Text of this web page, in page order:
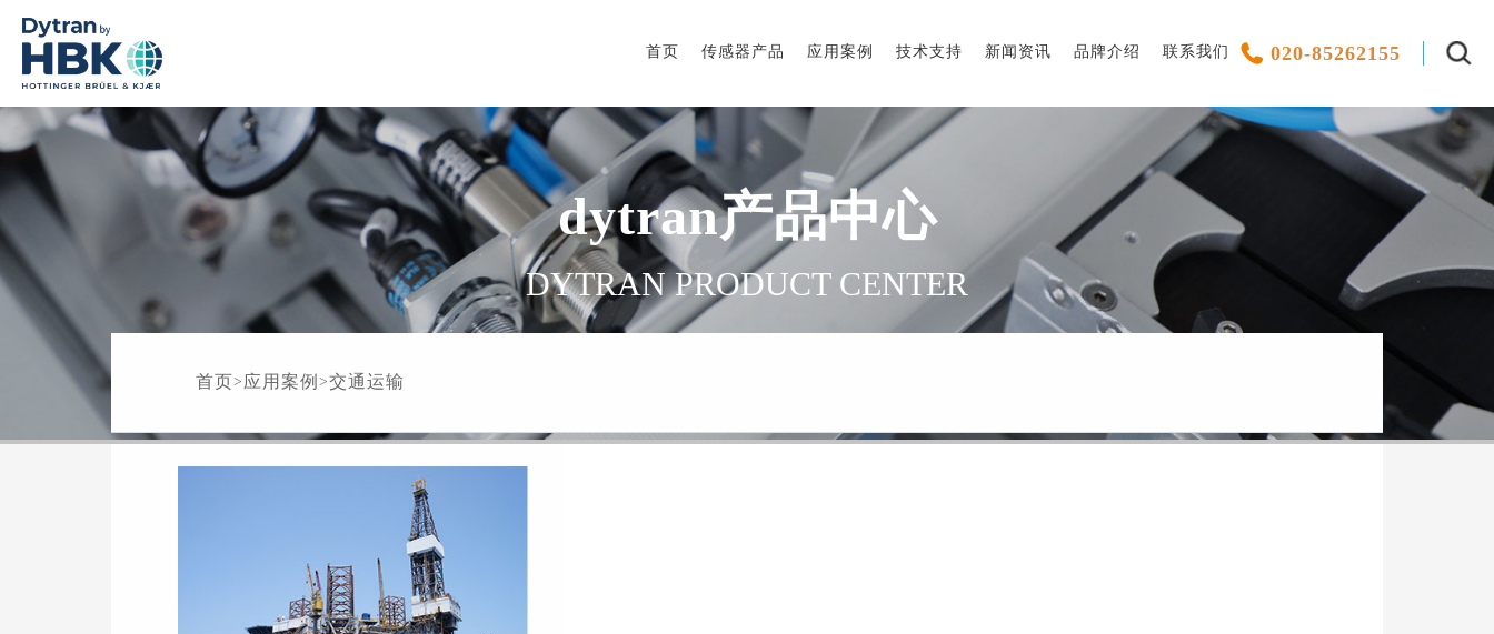
首页 传感器产品 应用案例 技术支持 新闻资讯 品牌介绍 联系我们 020-85262155
dytran产品中心
DYTRAN PRODUCT CENTER
首页> 应用案例 >交通运输